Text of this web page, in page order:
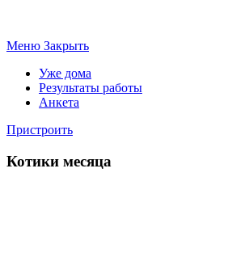
Меню Закрыть
Уже дома
Результаты работы
Анкета
Пристроить
Котики месяца